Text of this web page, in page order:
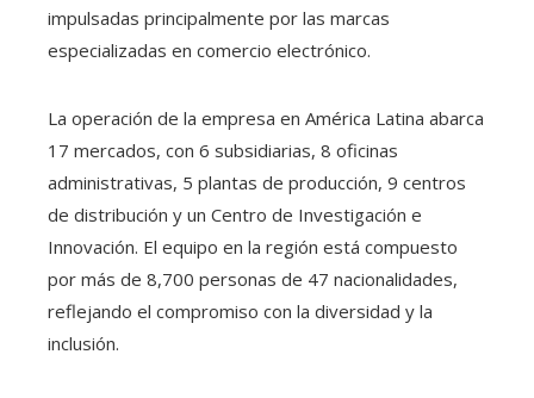
impulsadas principalmente por las marcas
especializadas en comercio electrónico.
La operación de la empresa en América Latina abarca
17 mercados, con 6 subsidiarias, 8 oficinas
administrativas, 5 plantas de producción, 9 centros
de distribución y un Centro de Investigación e
Innovación. El equipo en la región está compuesto
por más de 8,700 personas de 47 nacionalidades,
reflejando el compromiso con la diversidad y la
inclusión.